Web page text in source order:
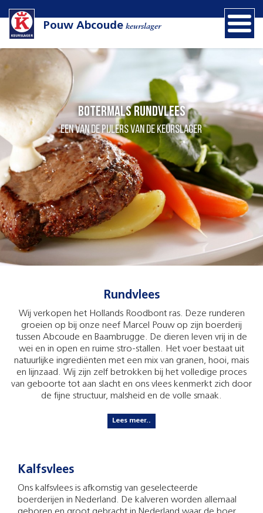
Pouw Abcoudekeurslager
Botermals rundvlees
een van de pijlers van de Keurslager
Rundvlees
Wij verkopen het Hollands Roodbont ras. Deze runderen
groeien op bij onze neef Marcel Pouw op zijn boerderij
tussen Abcoude en Baambrugge. De dieren leven vrij in de
wei en in open en ruime stro-stallen. Het voer bestaat uit
natuurlijke ingrediënten met een mix van granen, hooi, mais
en lijnzaad. Wij zijn zelf betrokken bij het volledige proces
van geboorte tot aan slacht en ons vlees kenmerkt zich door
de fijne structuur, malsheid en de volle smaak.
Lees meer..
Kalfsvlees
Ons kalfsvlees is afkomstig van geselecteerde
boerderijen in Nederland. De kalveren worden allemaal